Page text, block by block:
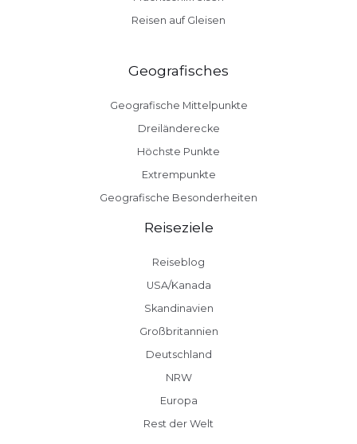
Reisen auf Gleisen
Geografisches
Geografische Mittelpunkte
Dreiländerecke
Höchste Punkte
Extrempunkte
Geografische Besonderheiten
Reiseziele
Reiseblog
USA/Kanada
Skandinavien
Großbritannien
Deutschland
NRW
Europa
Rest der Welt